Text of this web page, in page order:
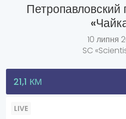
10 липня
SC
21,1 КМ
LIVE